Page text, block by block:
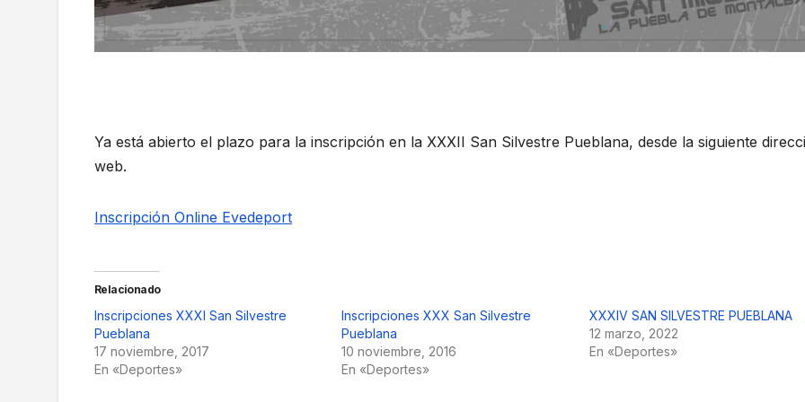
Ya está abierto el plazo para la inscripción en la XXXII San Silvestre Pueblana, desde la siguiente
web.
Inscripción Online Evedeport
Relacionado
Inscripciones XXXI San Silvestre
Pueblana
17 noviembre, 2017
En «Deportes»
Inscripciones XXX San Silvestre
Pueblana
10 noviembre, 2016
En «Deportes»
XXXIV SAN SILVESTRE PUEBLANA
12 marzo, 2022
En «Deportes»